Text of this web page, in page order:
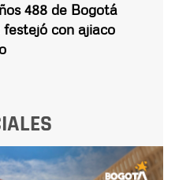
488 de Bogotá
con ajiaco